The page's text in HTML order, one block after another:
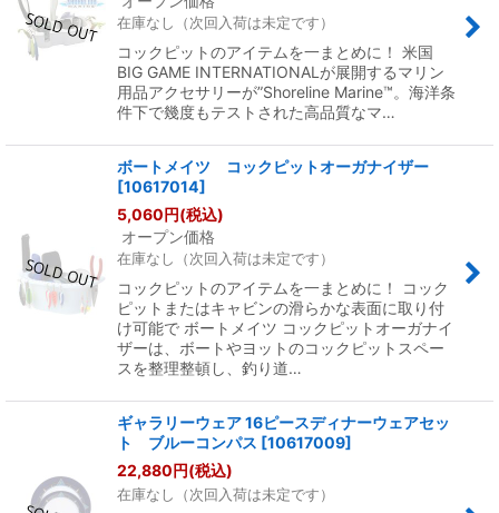
在庫なし（次回入荷は未定です）
コックピットのアイテムを一まとめに！ 米国
BIG GAME INTERNATIONALが展開するマリン
用品アクセサリーが”Shoreline Marine™。海洋条
件下で幾度もテストされた高品質なマ…
ボートメイツ コックピットオーガナイザー
[10617014]
5,060円(税込)
オープン価格
在庫なし（次回入荷は未定です）
コックピットのアイテムを一まとめに！ コック
ピットまたはキャビンの滑らかな表面に取り付
け可能で ボートメイツ コックピットオーガナイ
ザーは、ボートやヨットのコックピットスペー
スを整理整頓し、釣り道…
ギャラリーウェア 16ピースディナーウェアセッ
ト ブルーコンパス [10617009]
22,880円(税込)
在庫なし（次回入荷は未定です）